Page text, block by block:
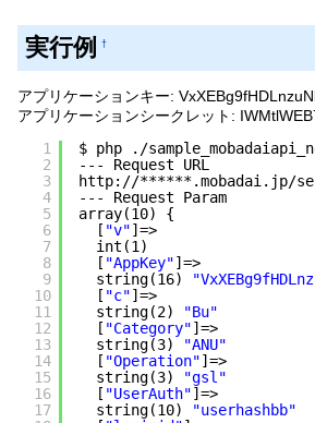
実行例 †
アプリケーションキー:
アプリケーションシークレット:
1
2
3
4
5
6
7
8
9
10
11
12
13
14
15
16
17
$ php . /
--- Request URL
http: //******.mobadai.jp/
--- Request Param
array(10) {
[ "v"]=>
int(1)
[ "AppKey"]=>
string(16)
[ "c"]=>
string(2)
"Bu"
[ "Category"]=>
string(3)
"ANU"
[ "Operation"]=>
string(3)
"gsl"
[ "UserAuth"]=>
string(10)
"userhashbb"